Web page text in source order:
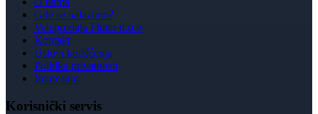
Gde se nalazimo?
Veleprodaja Flutto d.o.o
Kontakt
Uslovi korišćenja
Politika privatnosti
Impresum
Korisnički servis